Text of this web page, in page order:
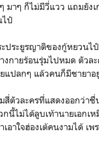
มาๆ ก็ไม่มีวี่แวว แถมยัง
ไป๋
ประยูรญาติของกู้หยวนไ
งกายร้อนรุ่มไปหมด ตัวล
แปลกๆ แล้วคนก็มีชายาอ
ละครที่แสดงออกว่าชื่น
นี้ไม่ได้ลูบเท้านายเอกเ
อาใจฮ่องเต้คนงามได้ เ